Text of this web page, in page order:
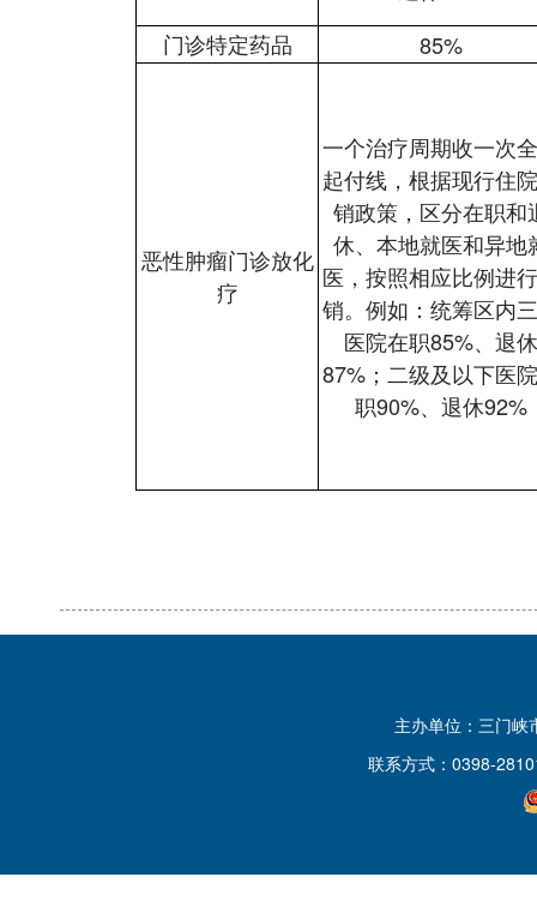
门诊特定药品
85%
恶性肿瘤门诊放化
疗
一个治疗周期收一次
起付线，根据现行住
销政策，区分在职和
休、本地就医和异地
医，按照相应比例进
销。例如：统筹区内
医院在职85%、退休
87%；二级及以下医
职90%、退休92%
主办单位：三门
联系方式：0398-